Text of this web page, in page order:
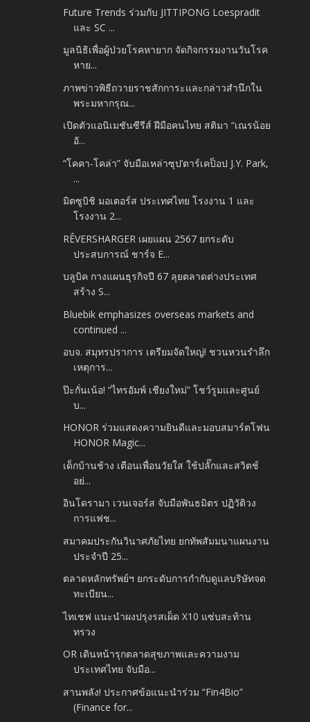
Future Trends ร่วมกับ JITTIPONG Loespradit
และ SC ...
มูลนิธิเพื่อผู้ป่วยโรคหายาก จัดกิจกรรมงานวันโรค
หาย...
ภาพข่าวพิธีถวายราชสักการะและกล่าวสำนึกใน
พระมหากรุณ...
เปิดตัวแอนิเมชันซีรีส์ ฝีมือคนไทย สติมา “เณรน้อย
อั...
“โคคา-โคล่า” จับมือเหล่าซุป’ตาร์เคป็อป J.Y. Park,
...
มิตซูบิชิ มอเตอร์ส ประเทศไทย โรงงาน 1 และ
โรงงาน 2...
RÊVERSHARGER เผยแผน 2567 ยกระดับ
ประสบการณ์ ชาร์จ E...
บลูบิค กางแผนธุรกิจปี 67 ลุยตลาดต่างประเทศ
สร้าง S...
Bluebik emphasizes overseas markets and
continued ...
อบจ. สมุทรปราการ เตรียมจัดใหญ่! ชวนหวนรำลึก
เหตุการ...
ป๊ะกั่นเน้อ! “ไทรอัมพ์ เชียงใหม่” โชว์รูมและศูนย์
บ...
HONOR ร่วมแสดงความยินดีและมอบสมาร์ตโฟน
HONOR Magic...
เด็กบ้านช้าง เตือนเพื่อนวัยใส ใช้ปลั๊กและสวิตช์
อย่...
อินโดรามา เวนเจอร์ส จับมือพันธมิตร ปฏิวัติวง
การแฟช...
สมาคมประกันวินาศภัยไทย ยกทัพสัมมนาแผนงาน
ประจำปี 25...
ตลาดหลักทรัพย์ฯ ยกระดับการกำกับดูแลบริษัทจด
ทะเบียน...
ไทเชฟ แนะนำผงปรุงรสเผ็ด X10 แซ่บสะท้าน
ทรวง
OR เดินหน้ารุกตลาดสุขภาพและความงาม
ประเทศไทย จับมือ...
สานพลัง! ประกาศข้อแนะนำร่วม “Fin4Bio”
(Finance for...